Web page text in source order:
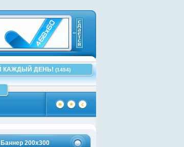
КАЖДЫЙ ДЕНЬ! (1454)
Баннер 200х300